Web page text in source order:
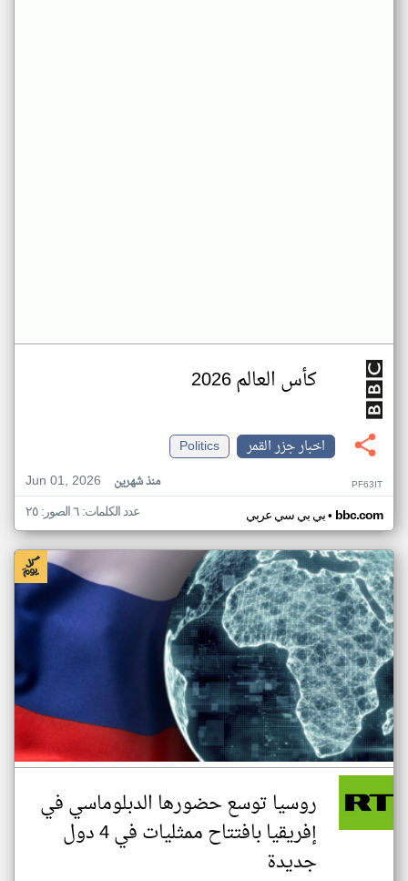
كأس العالم 2026
اخبار جزر القمر
Politics
Jun 01, 2026
منذ شهرين PF63IT
بي بي سي عربي• bbc.com عدد الكلمات: ٦ الصور: ٢٥
روسيا توسع حضورها الدبلوماسي في
إفريقيا بافتتاح ممثليات في 4 دول
جديدة